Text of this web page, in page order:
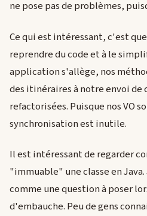
ne pose pas de problèmes,
Ce qui est intéressant, c'est
reprendre du code et à le
application s'allège, nos
des itinéraires à notre envoi de
refactorisées. Puisque nos VO
synchronisation est inutile.
Il est intéressant de regarder
"immuable" une classe en
comme une question à poser
d'embauche. Peu de gens